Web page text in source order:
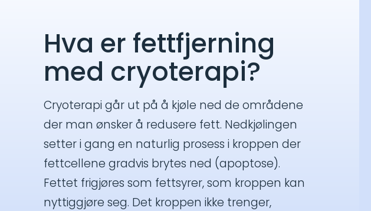
Hva er fettfjerning
med cryoterapi?
Cryoterapi går ut på å kjøle ned de områdene
der man ønsker å redusere fett. Nedkjølingen
setter i gang en naturlig prosess i kroppen der
fettcellene gradvis brytes ned (apoptose).
Fettet frigjøres som fettsyrer, som kroppen kan
nyttiggjøre seg. Det kroppen ikke trenger,